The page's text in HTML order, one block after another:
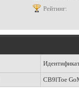
Рейтинг:
CB9lToe